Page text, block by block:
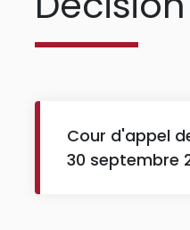
Cour d'appel
30 septembre